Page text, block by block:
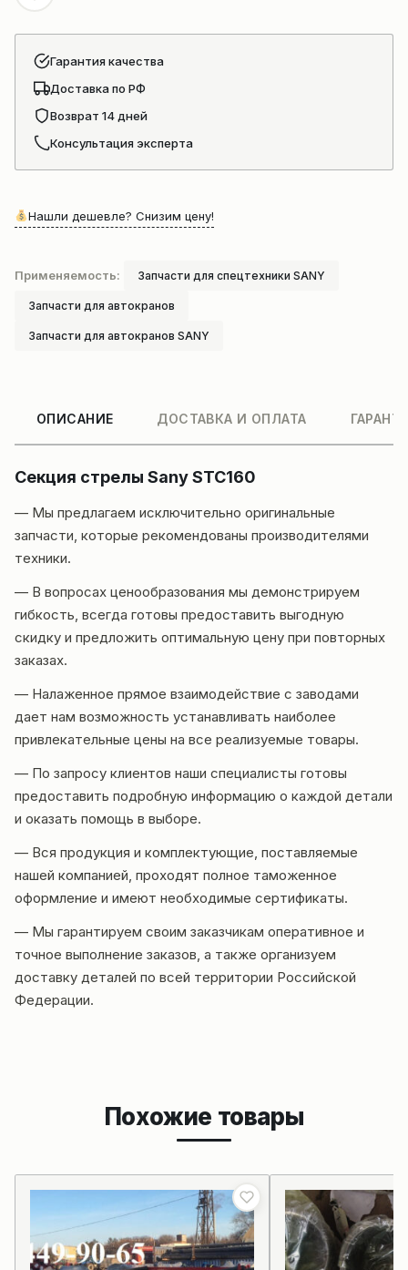
Гарантия качества
Доставка по РФ
Возврат 14 дней
Консультация эксперта
Нашли дешевле? Снизим цену!
Применяемость: Запчасти для спецтехники SANY
Запчасти для автокранов
Запчасти для автокранов SANY
ОПИСАНИЕ ДОСТАВКА И ОПЛАТА
Секция стрелы Sany STC160
— Мы предлагаем исключительно оригинальные
запчасти, которые рекомендованы производителями
техники.
— В вопросах ценообразования мы демонстрируем
гибкость, всегда готовы предоставить выгодную
скидку и предложить оптимальную цену при повторных
заказах.
— Налаженное прямое взаимодействие с заводами
дает нам возможность устанавливать наиболее
привлекательные цены на все реализуемые товары.
— По запросу клиентов наши специалисты готовы
предоставить подробную информацию о каждой детали
и оказать помощь в выборе.
— Вся продукция и комплектующие, поставляемые
нашей компанией, проходят полное таможенное
оформление и имеют необходимые сертификаты.
— Мы гарантируем своим заказчикам оперативное и
точное выполнение заказов, а также организуем
доставку деталей по всей территории Российской
Федерации.
Похожие товары